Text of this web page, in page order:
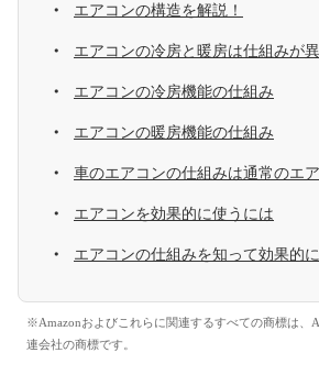
エアコンの構造を解説！
エアコンの冷房と暖房は仕組みが
エアコンの冷房機能の仕組み
エアコンの暖房機能の仕組み
車のエアコンの仕組みは通常のエ
エアコンを効果的に使うには
エアコンの仕組みを知って効果的
※Amazonおよびこれらに関連するすべての商標は、
連会社の商標です。